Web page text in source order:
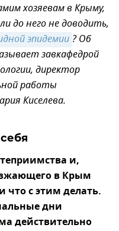
хозяевам в Крыму,
до него не доводить,
эпидемии ? Об
завкафедрой
директор
работы
Киселева.
и,
в Крым
что с этим делать.
дни
действительно